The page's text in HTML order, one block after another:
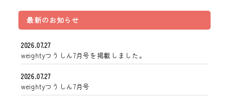
最新のお知らせ
2026.07.27
weightyつうしん7月号を掲載しました。
2026.07.27
weightyつうしん7月号